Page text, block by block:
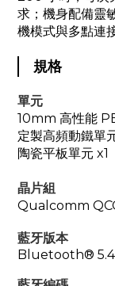
求；機身配備靈
機模式與多點連
規格
單元
10mm 高性能
定製高頻動鐵單
陶瓷平板單元 x1
晶片組
Qualcomm
藍牙版本
Bluetooth® 5.4